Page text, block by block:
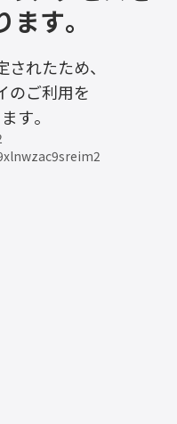
す。
れたため、
のご利用を
す。